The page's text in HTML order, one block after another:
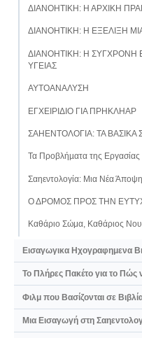
ΔΙΑΝΟΗΤΙΚΗ: Η ΑΡΧΙΚΗ
ΔΙΑΝΟΗΤΙΚΗ: Η ΕΞΕΛΙΞΗ
ΔΙΑΝΟΗΤΙΚΗ: Η ΣΥΓΧΡΟΝΗ
ΥΓΕΙΑΣ
ΑΥΤΟΑΝΑΛΥΣΗ
ΕΓΧΕΙΡΙΔΙΟ ΓΙΑ ΠΡΗΚΛΗΑΡ
ΣΑΗΕΝΤΟΛΟΓΙΑ: ΤΑ ΒΑΣΙΚΑ
Τα Προβλήµατα της Εργασίας
Σαηεντολογία: Μια Νέα
Ο ΔΡΟΜΟΣ ΠΡΟΣ ΤΗΝ
Καθάριο Σώμα, Καθάριος
Εισαγωγικα Ηχογραφημενα
Το Πλήρες Πακέτο για το Πώς
Φιλμ που Βασίζονται σε
Μια Εισαγωγή στη